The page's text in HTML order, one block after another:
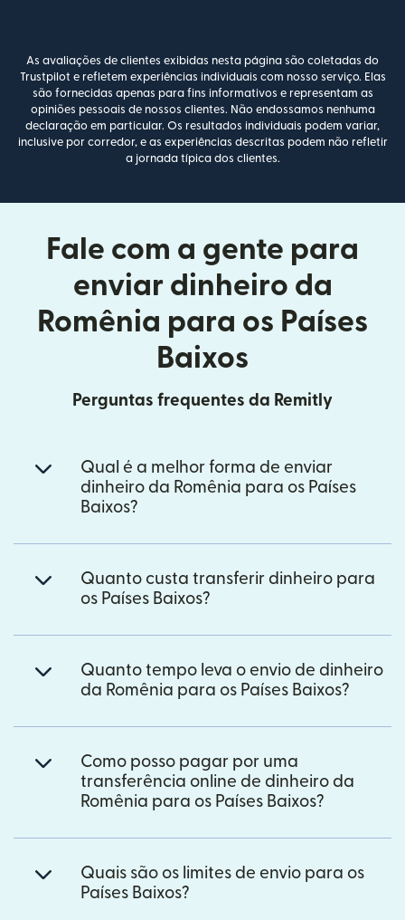
As avaliações de clientes exibidas nesta página são coletadas do
Trustpilot e refletem experiências individuais com nosso serviço. Elas
são fornecidas apenas para fins informativos e representam as
opiniões pessoais de nossos clientes. Não endossamos nenhuma
declaração em particular. Os resultados individuais podem variar,
inclusive por corredor, e as experiências descritas podem não refletir
a jornada típica dos clientes.
Fale com a gente para
enviar dinheiro da
Romênia para os Países
Baixos
Perguntas frequentes da Remitly
Qual é a melhor forma de enviar
dinheiro da Romênia para os Países
Baixos?
Quanto custa transferir dinheiro para
os Países Baixos?
Quanto tempo leva o envio de dinheiro
da Romênia para os Países Baixos?
Como posso pagar por uma
transferência online de dinheiro da
Romênia para os Países Baixos?
Quais são os limites de envio para os
Países Baixos?